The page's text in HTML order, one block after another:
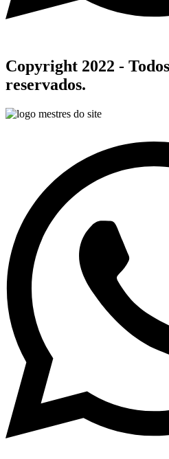
Copyright 2022 -
reservados.